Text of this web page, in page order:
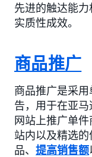
先进的触达能
实质性成效。
商品推广
商品推广是采
告，用于在亚
网站上推广单
站内以及精选
品、 提高销售额